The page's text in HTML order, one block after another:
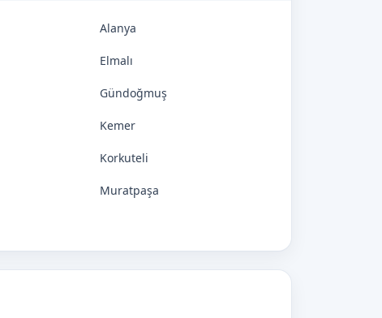
Alanya
Elmalı
Gündoğmuş
Kemer
Korkuteli
Muratpaşa